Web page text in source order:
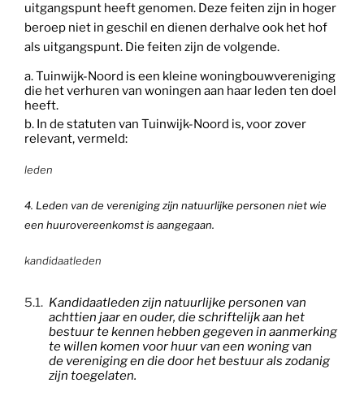
uitgangspunt heeft genomen. Deze feiten zijn in hoger
beroep niet in geschil en dienen derhalve ook het hof
als uitgangspunt. Die feiten zijn de volgende.
a. Tuinwijk-Noord is een kleine woningbouwvereniging
die het verhuren van woningen aan haar leden ten doel
heeft.
b. In de statuten van Tuinwijk-Noord is, voor zover
relevant, vermeld:
leden
4. Leden van de verenigingzijn natuurlijke personen niet wie
een huurovereenkomst is aangegaan.
kandidaatleden
5.1. Kandidaatleden zijn natuurlijke personen van
achttien jaar en ouder, die schriftelijk aan het
bestuur te kennen hebben gegeven in aanmerking
te willen komen voor huur van een woning van
de verenigingen die door het bestuur als zodanig
zijn toegelaten.